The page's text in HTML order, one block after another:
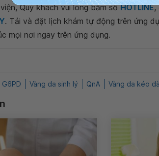
Quý khách vui lòng bấm sốHOTLINE,
. Tải và đặt lịch khám tự động trên ứng
mọi nơi ngay trên ứng dụng.
G6PD Vàng da sinh lý QnA Vàng da kéo